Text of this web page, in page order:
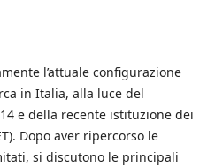
l’attuale configurazione
in Italia, alla luce del
e della recente istituzione dei
Dopo aver ripercorso le
si discutono le principali